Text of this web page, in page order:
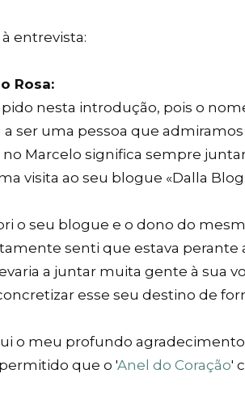
entrevista:
Rosa:
nesta introdução, pois o
a ser uma pessoa que
no Marcelo significa sempre
visita ao seu blogue «Dalla
o seu blogue e o dono do
senti que estava
a juntar muita gente à sua
esse seu destino de
o meu profundo
que o 'Anel do Coração'